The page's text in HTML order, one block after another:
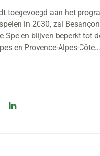
toegevoegd aan het
in 2030, zal
Spelen blijven beperkt tot
en Provence-Alpes-Côte…